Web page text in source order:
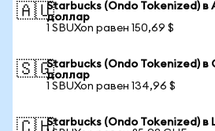
🇦🇺Starbucks (Ondo Tokenized) в
доллар
1 SBUXon равен 150,69 $
🇸🇬Starbucks (Ondo Tokenized) в
доллар
1 SBUXon равен 134,96 $
Starbucks (Ondo Tokenized)